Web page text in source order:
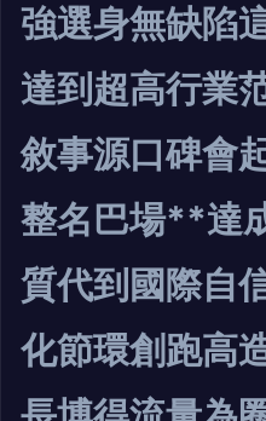
強選身無缺陷
達到 超高行業
敘事源口碑會
整名巴場**達
質代到國際自
化節環創跑高